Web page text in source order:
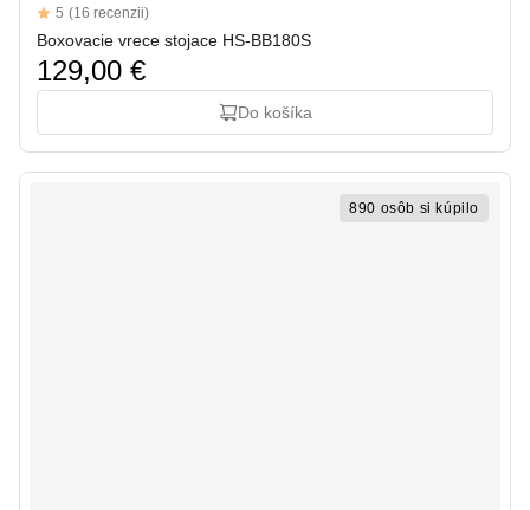
Reviews
5 out of 5 stars
5 (16 recenzii)
Boxovacie vrece stojace HS-BB180S
129,00 €
Do košíka
890 osôb si kúpilo